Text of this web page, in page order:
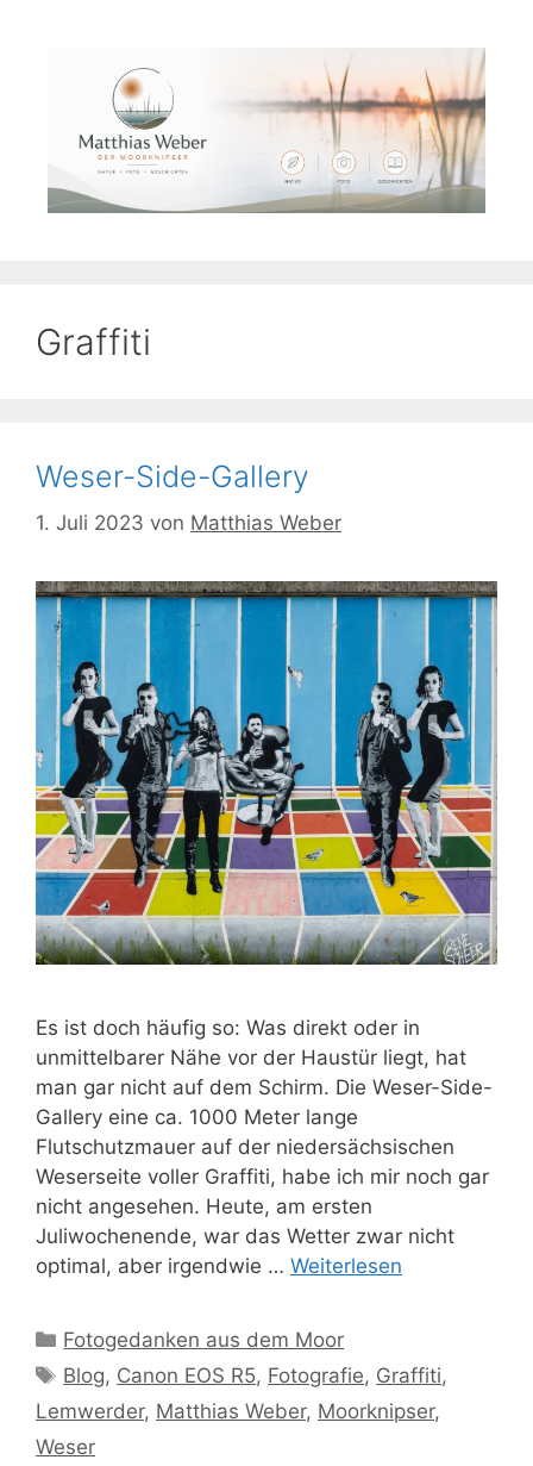
Graffiti
Weser-Side-Gallery
1. Juli 2023 von Matthias Weber
Es ist doch häufig so: Was direkt oder in
unmittelbarer Nähe vor der Haustür liegt, hat
man gar nicht auf dem Schirm. Die Weser-Side-
Gallery eine ca. 1000 Meter lange
Flutschutzmauer auf der niedersächsischen
Weserseite voller Graffiti, habe ich mir noch gar
nicht angesehen. Heute, am ersten
Juliwochenende, war das Wetter zwar nicht
optimal, aber irgendwie … Weiterlesen
Kategorien
Fotogedanken aus dem Moor
Schlagwörter
Blog, Canon EOS R5, Fotografie, Graffiti,
Lemwerder, Matthias Weber, Moorknipser,
Weser